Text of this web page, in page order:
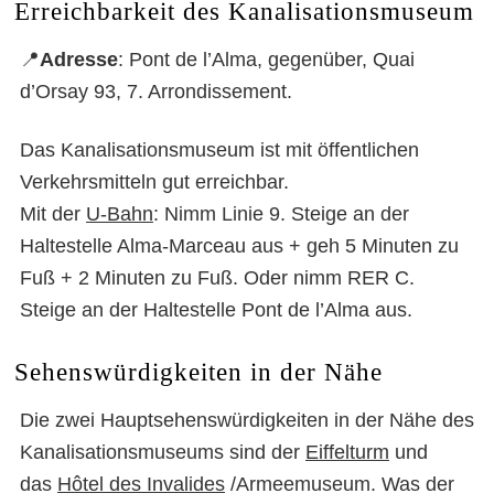
Kanalisationsmuseum Paris
Erreichbarkeit des Kanalisationsmuseum
📍Adresse: Pont de l’Alma, gegenüber, Quai
d’Orsay 93, 7. Arrondissement.
Das Kanalisationsmuseum ist mit öffentlichen
Verkehrsmitteln gut erreichbar.
Mit der U-Bahn: Nimm Linie 9. Steige an der
Haltestelle Alma-Marceau aus + geh 5 Minuten zu
Fuß + 2 Minuten zu Fuß. Oder nimm RER C.
Steige an der Haltestelle Pont de l’Alma aus.
Sehenswürdigkeiten in der Nähe
Die zwei Hauptsehenswürdigkeiten in der Nähe des
Kanalisationsmuseums sind der Eiffelturm und
das Hôtel des Invalides /Armeemuseum. Was der